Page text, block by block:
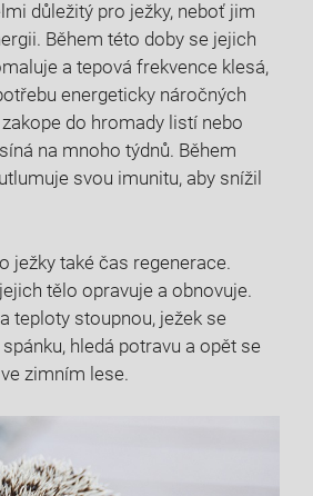
důležitý pro ježky, neboť jim
Během této doby se jejich
a tepová frekvence klesá,
energeticky náročných
do hromady listí nebo
na mnoho týdnů. Během
svou imunitu, aby snížil
ježky také čas regenerace.
tělo opravuje a obnovuje.
teploty stoupnou, ježek se
hledá potravu a opět se
zimním lese.